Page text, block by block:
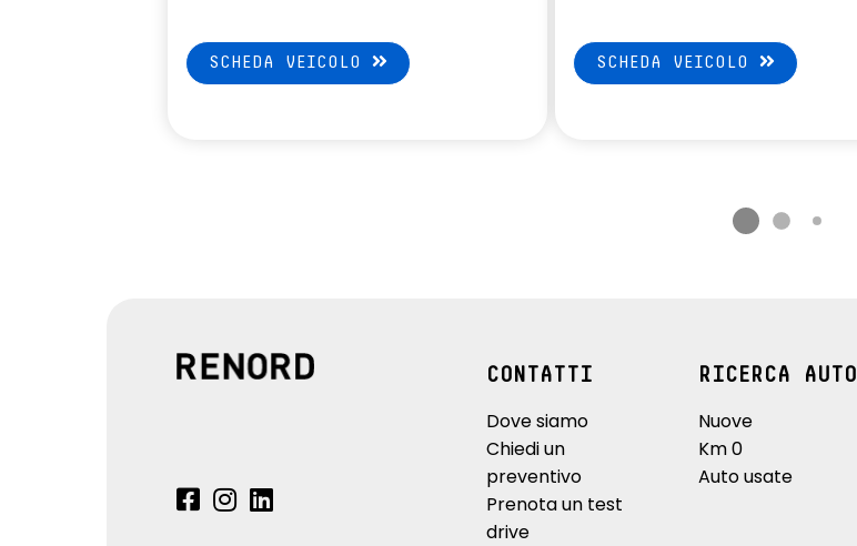
SCHEDA VEICOLO SCHEDA VEICOLO
CONTATTI
Dove siamo
Chiedi un
preventivo
Prenota un test
drive
RICERCA AUTO
Nuove
Km 0
Auto usate